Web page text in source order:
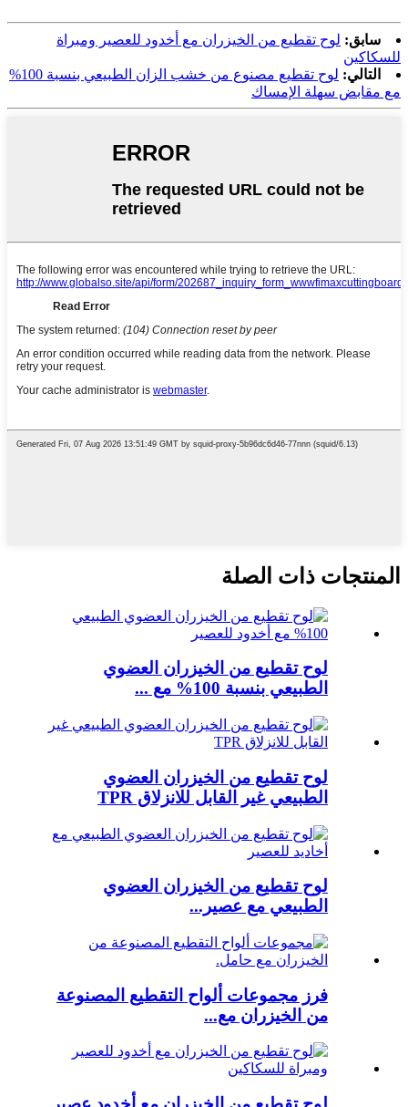
سابق: لوح تقطيع من الخيزران مع أخدود للعصير ومبراة
للسكاكين
التالي:
لوح تقطيع مصنوع من خشب الزان الطبيعي بنسبة 100%
مع مقابض سهلة الإمساك
المنتجات ذات الصلة
لوح تقطيع من الخيزران العضوي
الطبيعي بنسبة 100% مع ...
لوح تقطيع من الخيزران العضوي
الطبيعي غير القابل للانزلاق TPR
لوح تقطيع من الخيزران العضوي
الطبيعي مع عصير...
فرز مجموعات ألواح التقطيع المصنوعة
من الخيزران مع...